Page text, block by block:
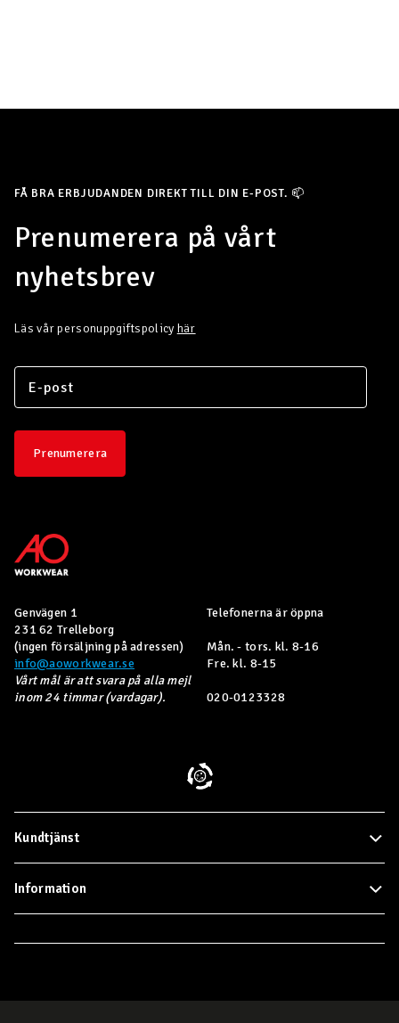
FÅ BRA ERBJUDANDEN DIREKT TILL DIN E-POST. 📫
Prenumerera på vårt
nyhetsbrev
Läs vår personuppgiftspolicy här
Prenumerera
Genvägen 1
231 62 Trelleborg
(ingen försäljning på adressen)
info@aoworkwear.se
Vårt mål är att svara på alla mejl
inom 24 timmar (vardagar).
Telefonerna är öppna
Mån. - tors. kl. 8-16
Fre. kl. 8-15
020-0123328
Kundtjänst
Information